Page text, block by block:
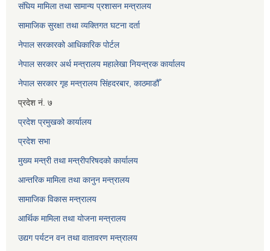
संघिय मामिला तथा सामान्य प्रशासन मन्त्रालय
सामाजिक सुरक्षा तथा व्यक्तिगत घटना दर्ता
नेपाल सरकारको आधिकारिक पोर्टल
नेपाल सरकार अर्थ मन्त्रालय महालेखा नियन्त्रक कार्यालय
नेपाल सरकार गृह मन्त्रालय सिंहदरबार, काठमाडौँ
प्रदेश नं. ७
प्रदेश प्रमुखको कार्यालय
प्रदेश सभा
मुख्य मन्त्री तथा मन्त्रीपरिषदको कार्यालय
आन्तरिक मामिला तथा कानुन मन्त्रालय
सामाजिक विकास मन्त्रालय
आर्थिक मामिला तथा योजना मन्त्रालय
उद्यग पर्यटन वन तथा वातावरण मन्त्रालय